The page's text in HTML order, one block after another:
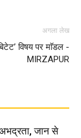
अगला लेख
विषय पर माॅडल -
MIRZAPUR
जान से